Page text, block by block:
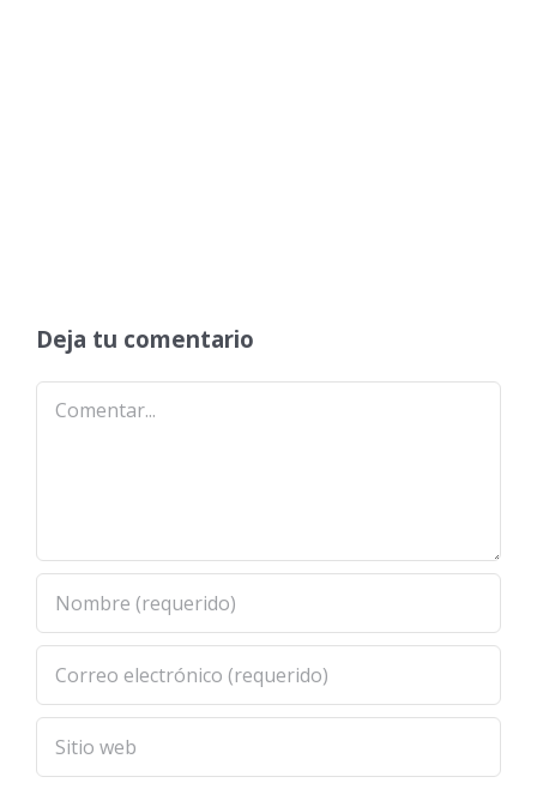
Deja tu comentario
Comentar